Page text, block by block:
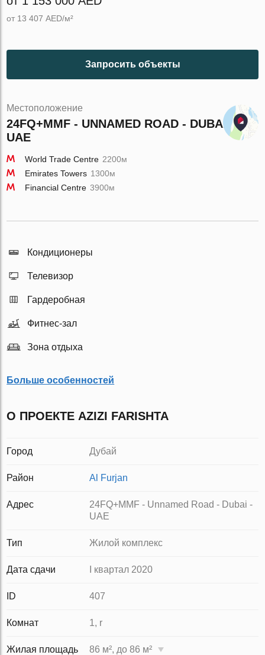
от 13 407 AED/м²
Запросить объекты
Местоположение
24FQ+MMF - UNNAMED ROAD - DUBAI -
UAE
World Trade Centre 2200м
Emirates Towers 1300м
Financial Centre 3900м
Кондиционеры
Телевизор
Гардеробная
Фитнес-зал
Зона отдыха
Больше особенностей
О ПРОЕКТЕ AZIZI FARISHTA
Город Дубай
Район Al Furjan
Адрес
24FQ+MMF - Unnamed Road - Dubai -
UAE
Тип Жилой комплекс
Дата сдачи I квартал 2020
ID 407
Комнат 1, r
Жилая площадь 86 м², до 86 м²